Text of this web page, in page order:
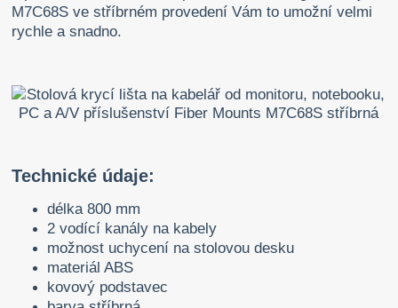
M7C68S ve stříbrném provedení Vám to umožní velmi
rychle a snadno.
Technické údaje:
délka 800 mm
2 vodící kanály na kabely
možnost uchycení na stolovou desku
materiál ABS
kovový podstavec